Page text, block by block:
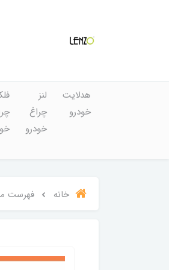
هدلایت
خودرو
لنز
چراغ
خودرو
خانه فهرست